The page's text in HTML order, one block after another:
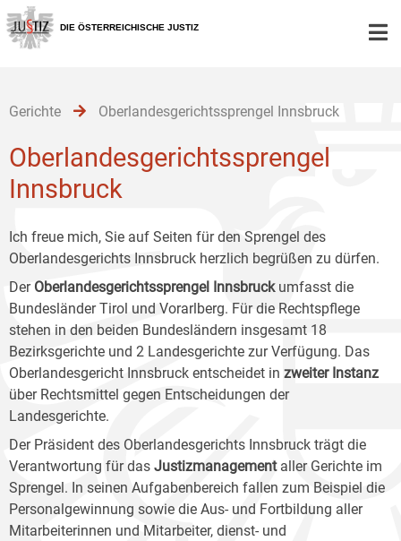
Zur
Hauptnavigation
[1]
Zum
Inhalt
[2]
Zum
Untermenü
[3]
DIE ÖSTERREICHISCHE JUSTIZ
Gerichte Oberlandesgerichtssprengel Innsbruck
Oberlandesgerichtssprengel
Innsbruck
Ich freue mich, Sie auf Seiten für den Sprengel des
Oberlandesgerichts Innsbruck herzlich begrüßen zu dürfen.
Der Oberlandesgerichtssprengel Innsbruckumfasst die
Bundesländer Tirol und Vorarlberg. Für die Rechtspflege
stehen in den beiden Bundesländern insgesamt 18
Bezirksgerichte und 2 Landesgerichte zur Verfügung. Das
Oberlandesgericht Innsbruck entscheidet in zweiter Instanz
über Rechtsmittel gegen Entscheidungen der
Landesgerichte.
Der Präsident des Oberlandesgerichts Innsbruck trägt die
Verantwortung für das Justizmanagementaller Gerichte im
Sprengel. In seinen Aufgabenbereich fallen zum Beispiel die
Personalgewinnung sowie die Aus- und Fortbildung aller
Mitarbeiterinnen und Mitarbeiter, dienst- und